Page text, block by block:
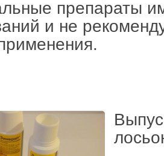
препараты
и не